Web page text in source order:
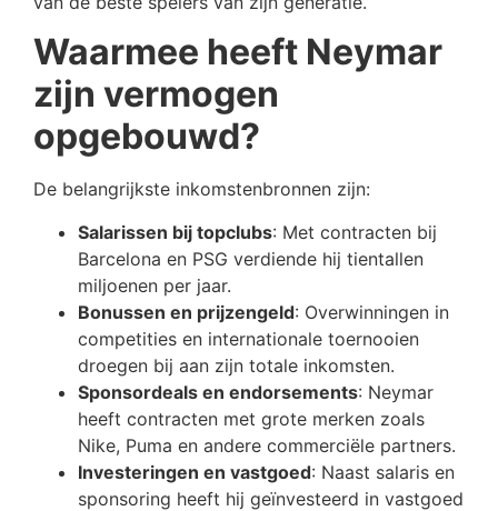
Waarmee heeft Neymar
zijn vermogen
opgebouwd?
De belangrijkste inkomstenbronnen zijn:
Salarissen bij topclubs: Met contracten bij
Barcelona en PSG verdiende hij tientallen
miljoenen per jaar.
Bonussen en prijzengeld: Overwinningen in
competities en internationale toernooien
droegen bij aan zijn totale inkomsten.
Sponsordeals en endorsements: Neymar
heeft contracten met grote merken zoals
Nike, Puma en andere commerciële partners.
Investeringen en vastgoed: Naast salaris en
sponsoring heeft hij geïnvesteerd in vastgoed